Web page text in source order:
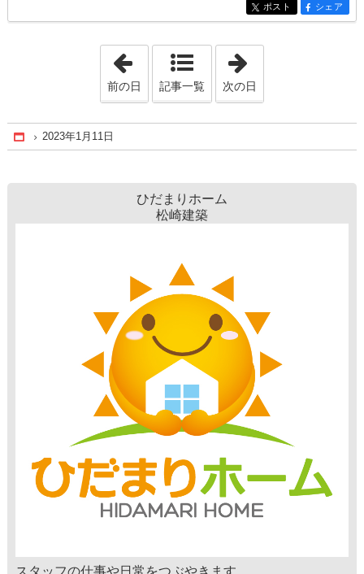
entry1402
ポスト entry1402
シェア
「2023年1月10日」
前の日 記事一覧 次の日
Home
2023年1月11日
ひだまりホーム
松崎建築